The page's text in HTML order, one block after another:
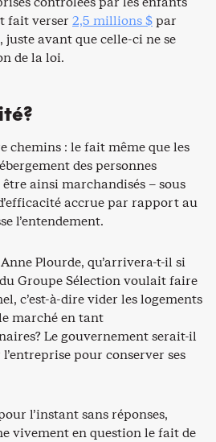
fait verser 2,5 millions $par
juste avant que celle-ci ne se
de la loi.
chemins : le fait même que les
des personnes
ainsi marchandisés – sous
accrue par rapport au
l’entendement.
Plourde, qu’arrivera-t-il si
Groupe Sélection voulait faire
c’est-à-dire vider les logements
marché en tant
Le gouvernement serait-il
pour conserver ses
l’instant sans réponses,
vivement en question le fait de